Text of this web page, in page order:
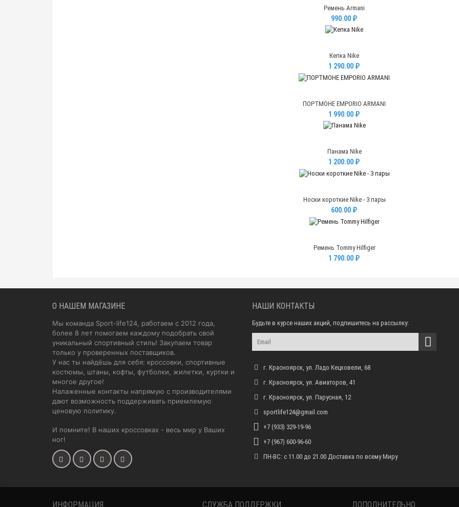
Ремень Armani
990.00 ₽
Кепка Nike
1 290.00 ₽
ПОРТМОНЕ EMPORIO ARMANI
1 990.00 ₽
Панама Nike
1 200.00 ₽
Носки короткие Nike - 3 пары
600.00 ₽
Ремень Tommy Hilfiger
1 790.00 ₽
О НАШЕМ МАГАЗИНЕ
Мы команда Sport-life124, работаем с 2012 года,
более 8 лет помогаем каждому подобрать свой
уникальный спортивный стиль! Закупаем товар
только у проверенных поставщиков.
У нас ты найдёшь для себя: кроссовки, спортивные
костюмы, штаны, кофты, футболки, жилетки, куртки и
многое другое!
Налаженные контакты напрямую с производителями
дают возможность поддерживать приемлемую
ценовую политику.
И помните! В наших кроссовках - весь мир у Ваших
ног!
НАШИ КОНТАКТЫ
Будьте в курсе наших акций, подпишитесь на рассылку:
г. Красноярск, ул. Ладо Кецховели, 68
г. Красноярск, ул. Авиаторов, 41
г. Красноярск, ул. Парусная, 12
sportlife124@gmail.com
+7 (933) 329-19-96
+7 (967) 600-96-60
ПН-ВС: с 11.00 до 21.00 Доставка по всему Миру
ИНФОРМАЦИЯ СЛУЖБА ПОДДЕРЖКИ ДОПОЛНИТЕЛЬНО